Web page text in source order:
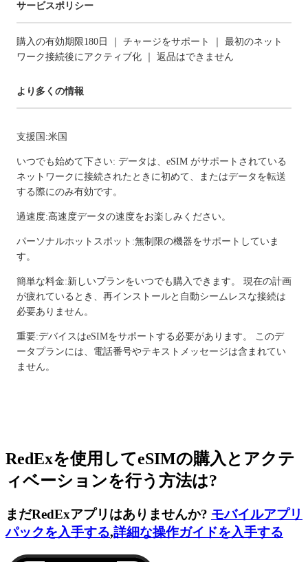
サービスポリシー
購入の有効期限180日 ｜ チャージをサポート ｜ 最初のネット
ワーク接続後にアクティブ化 ｜ 返品はできません
より多くの情報
支援国:米国
いつでも始めて下さい: データは、eSIM がサポートされている
ネットワークに接続されたときに初めて、またはデータを転送
する際にのみ有効です。
過速度:高速度データの速度をお楽しみください。
パーソナルホットスポット:無制限の機器をサポートしていま
す。
簡単な料金:新しいプランをいつでも購入できます。 現在の計画
が疲れているとき、再インストールと自動シームレスな接続は
必要ありません。
重要:デバイスはeSIMをサポートする必要があります。 このデ
ータプランには、電話番号やテキストメッセージは含まれてい
ません。
RedExを使用してeSIMの購入とアクテ
ィベーションを行う方法は?
まだRedExアプリはありませんか? モバイルアプリ
パックを入手する,詳細な操作ガイドを入手する